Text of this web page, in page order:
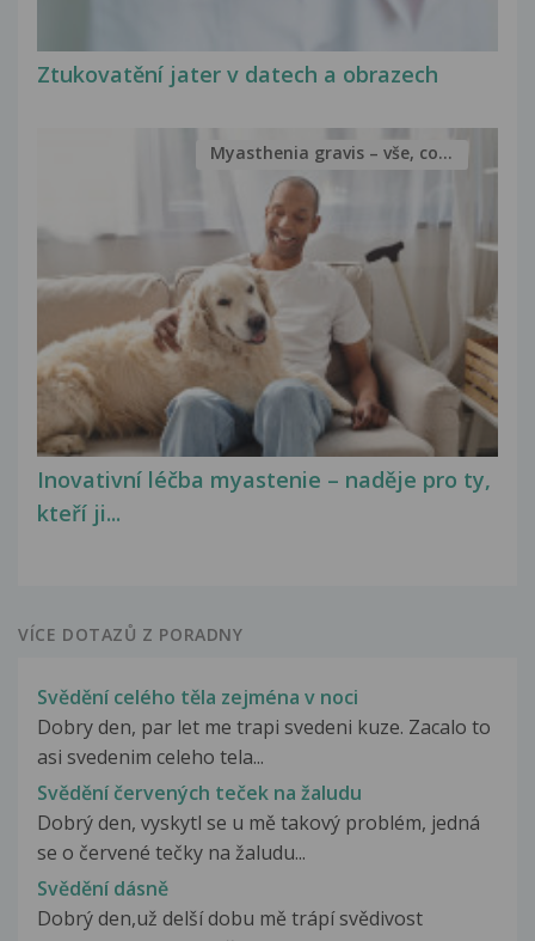
Ztukovatění jater v datech a obrazech
Inovativní léčba myastenie – naděje pro ty,
kteří ji...
Myasthenia gravis – vše, co...
VÍCE DOTAZŮ Z PORADNY
Svědění celého těla zejména v noci
Dobry den, par let me trapi svedeni kuze. Zacalo to
asi svedenim celeho tela...
Svědění červených teček na žaludu
Dobrý den, vyskytl se u mě takový problém, jedná
se o červené tečky na žaludu...
Svědění dásně
Dobrý den,už delší dobu mě trápí svědivost